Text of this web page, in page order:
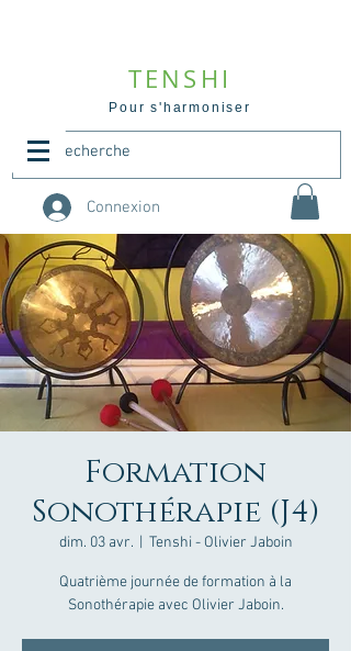
TENSHI
Pour s'harmoniser
Connexion
Formation
Sonothérapie (J4)
dim. 03 avr.
  |
Tenshi - Olivier Jaboin
Quatrième journée de formation à la
Sonothérapie avec Olivier Jaboin.